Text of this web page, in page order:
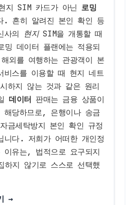
지 SIM 카드가 아닌 로밍
. 흔히 알려진 본인 확인 등
의 현지SIM을 개통할 때
데이터 플랜에는 적용되
외를 여행하는 관광객이 본
비스를 이용할 때 현지 네트
하지 않는 것과 같은 원리
데이터 판매는 금융 상품이
해당하므로, 은행이나 송금
금세탁방지 본인 확인 규정
니다. 저희가 어떠한 개인정
유는, 법적으로 요구되지
지 않기로 스스로 선택했
→